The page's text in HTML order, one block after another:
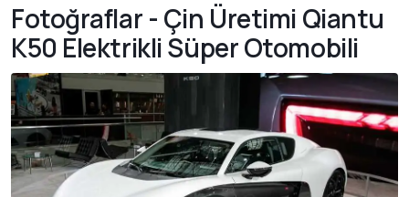
Fotoğraflar - Çin Üretimi Qiantu
K50 Elektrikli Süper Otomobili